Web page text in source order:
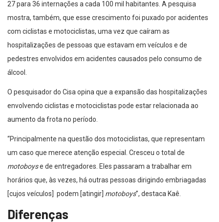
27 para 36 internações a cada 100 mil habitantes. A pesquisa
mostra, também, que esse crescimento foi puxado por acidentes
com ciclistas e motociclistas, uma vez que caíram as
hospitalizações de pessoas que estavam em veículos e de
pedestres envolvidos em acidentes causados pelo consumo de
álcool.
O pesquisador do Cisa opina que a expansão das hospitalizações
envolvendo ciclistas e motociclistas pode estar relacionada ao
aumento da frota no período.
“Principalmente na questão dos motociclistas, que representam
um caso que merece atenção especial. Cresceu o total de
motoboyse de entregadores. Eles passaram a trabalhar em
horários que, às vezes, há outras pessoas dirigindo embriagadas
[cujos veículos] podem [atingir] motoboys”, destaca Kaê.
Diferenças